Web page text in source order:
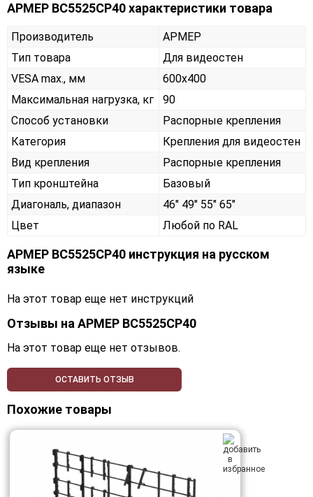
АРМЕР ВС5525СР40 характеристики товара
Производитель
АРМЕР
Тип товара
Для видеостен
VESA max., мм
600х400
Максимальная нагрузка, кг
90
Способ установки
Распорные крепления
Категория
Крепления для видеостен
Вид крепления
Распорные крепления
Тип кронштейна
Базовый
Диагональ, диапазон
46" 49" 55" 65"
Цвет
Любой по RAL
АРМЕР ВС5525СР40 инструкция на русском
языке
На этот товар еще нет инструкций
Отзывы на АРМЕР ВС5525СР40
На этот товар еще нет отзывов.
ОСТАВИТЬ ОТЗЫВ
Похожие товары